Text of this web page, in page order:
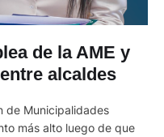
de la AME y
alcaldes
de Municipalidades
más alto luego de que